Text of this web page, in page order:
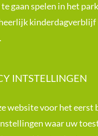
gaan spelen in het
kinderdagverblijf
INTSTELLINGEN
website voor het eerst
waar uw